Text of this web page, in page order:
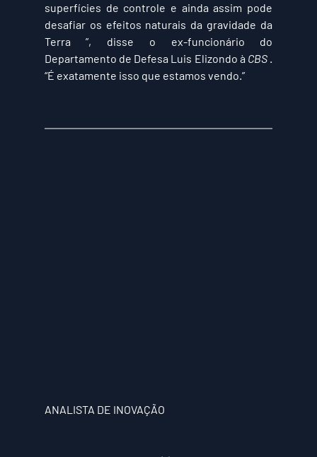
superfícies de controle e ainda assim pode
desafiar os efeitos naturais da gravidade da
Terra ”, disse o ex-funcionário do
Departamento de Defesa Luis Elizondo à CBS .
“É exatamente isso que estamos vendo.”
ANALISTA DE INOVAÇÃO